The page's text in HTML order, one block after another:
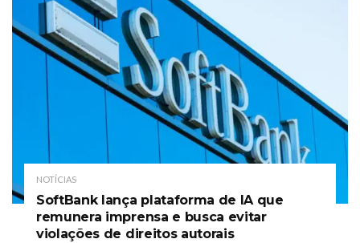
NOTÍCIAS
SoftBank lança plataforma de IA que
remunera imprensa e busca evitar
violações de direitos autorais